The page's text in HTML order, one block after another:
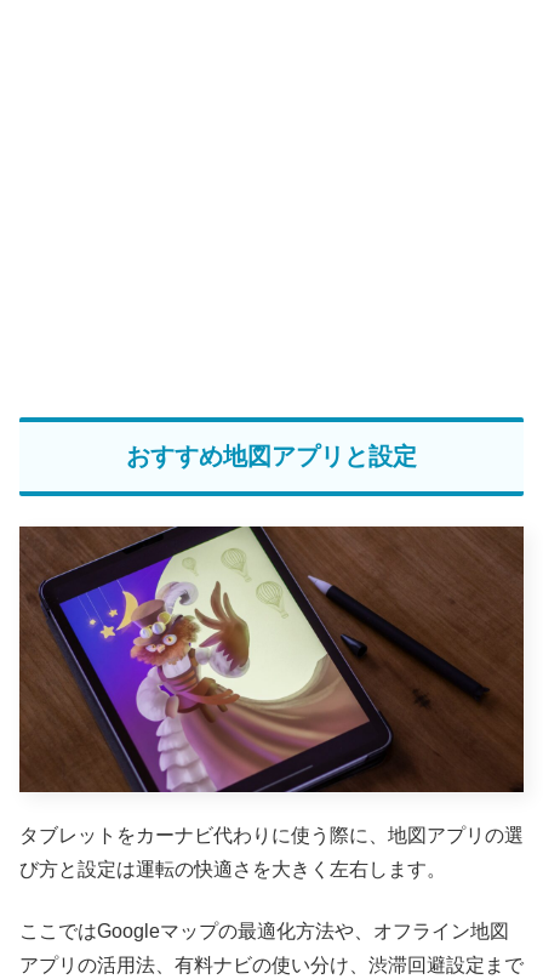
おすすめ地図アプリと設定
タブレットをカーナビ代わりに使う際に、地図アプリの選
び方と設定は運転の快適さを大きく左右します。
ここではGoogleマップの最適化方法や、オフライン地図
アプリの活用法、有料ナビの使い分け、渋滞回避設定まで